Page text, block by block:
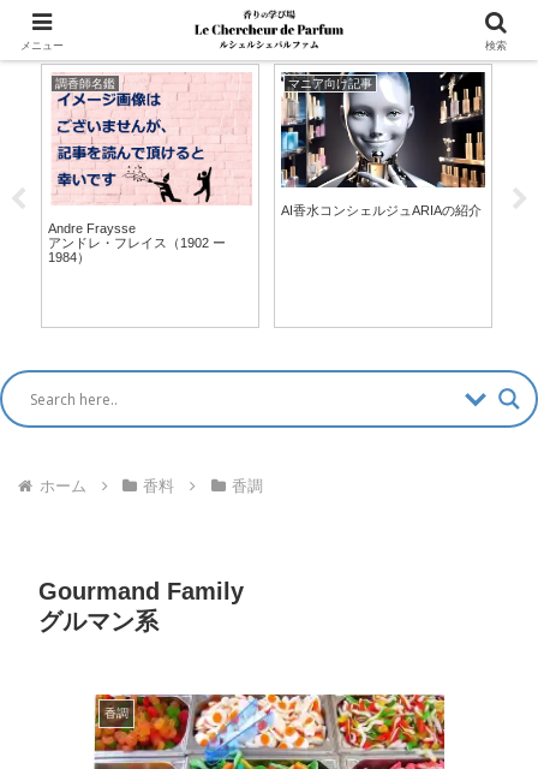
マッチングアプリ風「香水診断」新登場！ >>
調香師名鑑
Andre Fraysse
アンドレ・フレイス（1902 ー
1984）
マニア向け記事
AI香水コンシェルジュARIAの紹介
ホーム 香料 香調
Gourmand Family
グルマン系
香調
メニュー 検索